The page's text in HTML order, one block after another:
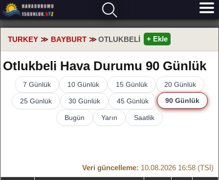
TURKEY BAYBURT OTLUKBELI + Ekle
Otlukbeli Hava Durumu 90 Günlük
7 Günlük 10 Günlük 15 Günlük 20 Günlük
25 Günlük 30 Günlük 45 Günlük 90 Günlük
Bugün Yarın Saatlik
Veri güncelleme: 10.08.2026 16:58 (TSİ)